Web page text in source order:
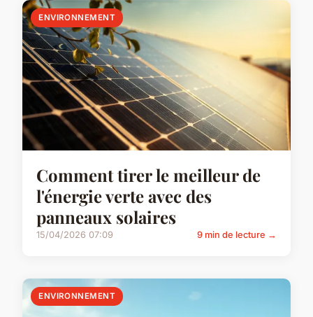
ENVIRONNEMENT
Comment tirer le meilleur de
l'énergie verte avec des
panneaux solaires
15/04/2026 07:09 9 min de lecture →
ENVIRONNEMENT